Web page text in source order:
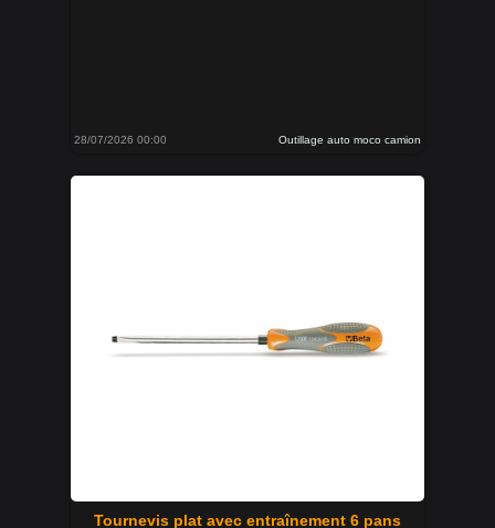
28/07/2026 00:00 Outillage auto moco camion
Tournevis plat avec entraînement 6 pans